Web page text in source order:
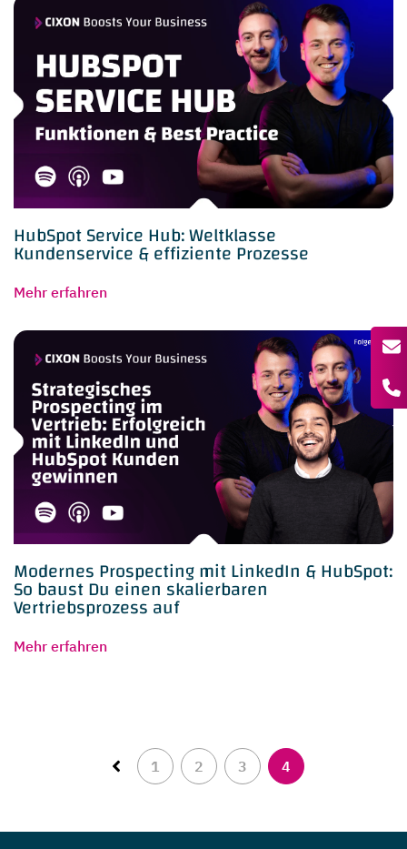
HubSpot Service Hub: Weltklasse
Kundenservice & effiziente Prozesse
Mehr erfahren
Modernes Prospecting mit LinkedIn & HubSpot:
So baust Du einen skalierbaren
Vertriebsprozess auf
Mehr erfahren
1 2 3 4